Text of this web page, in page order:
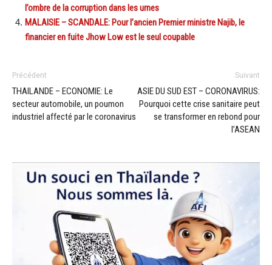
l’ombre de la corruption dans les urnes
MALAISIE – SCANDALE: Pour l’ancien Premier ministre Najib, le
financier en fuite Jhow Low est le seul coupable
Précédent
THAILANDE – ECONOMIE: Le
secteur automobile, un poumon
industriel affecté par le coronavirus
Suivant
ASIE DU SUD EST – CORONAVIRUS:
Pourquoi cette crise sanitaire peut
se transformer en rebond pour
l’ASEAN